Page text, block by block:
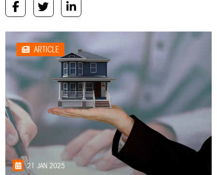
ARTICLE
21 JAN 2025